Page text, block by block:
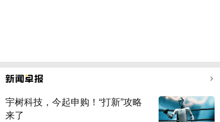
宇树科技，今起申购！“打新”攻略
来了